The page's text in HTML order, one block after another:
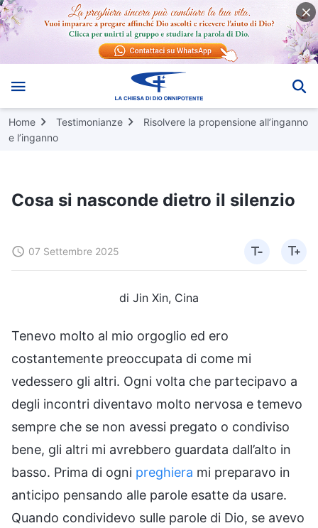
Home Testimonianze
Risolvere la propensione all’inganno
e l’inganno
Cosa si nasconde dietro il silenzio
07 Settembre 2025
di Jin Xin, Cina
Tenevo molto al mio orgoglio ed ero
costantemente preoccupata di come mi
vedessero gli altri. Ogni volta che partecipavo a
degli incontri diventavo molto nervosa e temevo
sempre che se non avessi pregato o condiviso
bene, gli altri mi avrebbero guardata dall’alto in
basso. Prima di ogni preghiera mi preparavo in
anticipo pensando alle parole esatte da usare.
Quando condividevo sulle parole di Dio, se avevo